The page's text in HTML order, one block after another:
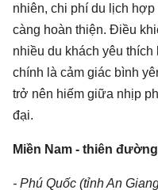
nhiên, chi phí du lịch
càng hoàn thiện. Điều
nhiều du khách yêu
chính là cảm giác bình
trở nên hiếm giữa nhịp
đại.
Miền Nam - thiên
- Phú Quốc (tỉnh An